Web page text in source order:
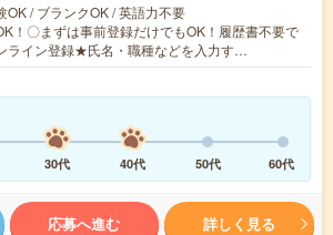
OK / ブランクOK / 英語力不要
！〇まずは事前登録だけでもOK！履歴書不要で
ライン登録★氏名・職種などを入力す…
30代 40代 50代 60代
応募へ進む 詳しく見る